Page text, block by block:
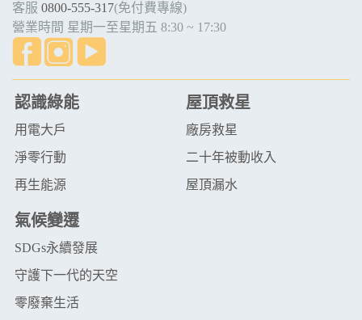
客服 0800-555-317(免付費專線)
營業時間 星期一至星期五 8:30 ~ 17:30
認識綠能
用電大戶
淨零行動
再生能源
屋頂救星
廠房救星
二十年被動收入
屋頂漏水
氣候變遷
SDGs永續發展
守護下一代的天空
零廢棄生活